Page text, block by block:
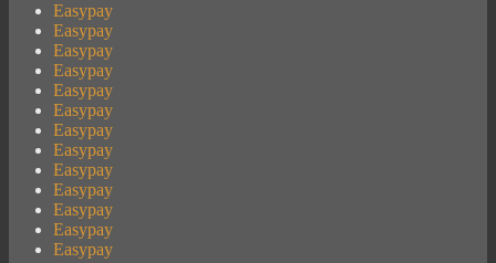
Easypay
Easypay
Easypay
Easypay
Easypay
Easypay
Easypay
Easypay
Easypay
Easypay
Easypay
Easypay
Easypay